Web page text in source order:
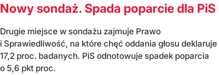
Nowy sondaż. Spada poparcie dla PiS
Drugie miejsce w sondażu zajmuje Prawo
i Sprawiedliwość, na które chęć oddania głosu deklaruje
17,2 proc. badanych. PiS odnotowuje spadek poparcia
o 5,6 pkt proc.